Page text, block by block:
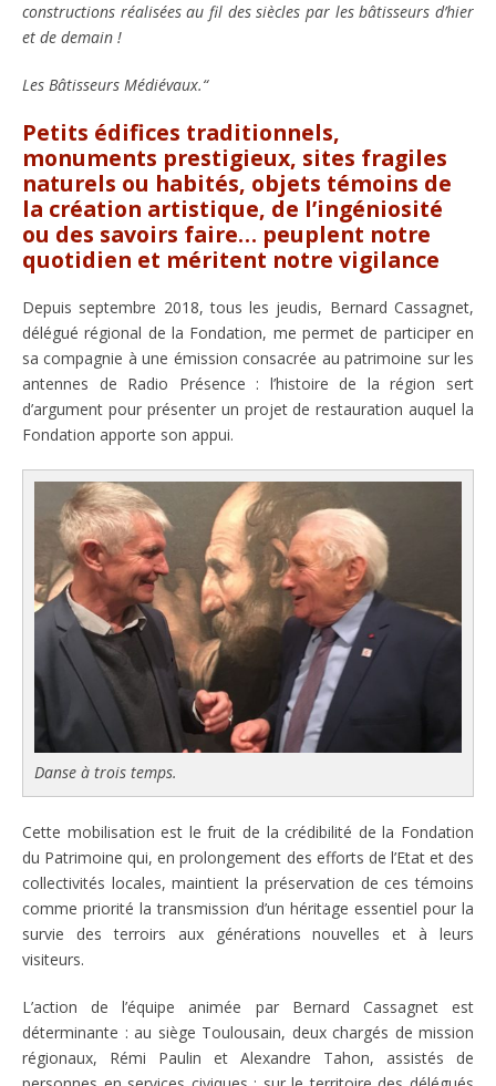
constructions réalisées au fil des siècles par les bâtisseurs d’hier
et de demain !
Les Bâtisseurs Médiévaux.“
Petits édifices traditionnels,
monuments prestigieux, sites fragiles
naturels ou habités, objets témoins de
la création artistique, de l’ingéniosité
ou des savoirs faire… peuplent notre
quotidien et méritent notre vigilance
Depuis septembre 2018, tous les jeudis, Bernard Cassagnet,
délégué régional de la Fondation, me permet de participer en
sa compagnie à une émission consacrée au patrimoine sur les
antennes de Radio Présence : l’histoire de la région sert
d’argument pour présenter un projet de restauration auquel la
Fondation apporte son appui.
Danse à trois temps.
Cette mobilisation est le fruit de la crédibilité de la Fondation
du Patrimoine qui, en prolongement des efforts de l’Etat et des
collectivités locales, maintient la préservation de ces témoins
comme priorité la transmission d’un héritage essentiel pour la
survie des terroirs aux générations nouvelles et à leurs
visiteurs.
L’action de l’équipe animée par Bernard Cassagnet est
déterminante : au siège Toulousain, deux chargés de mission
régionaux, Rémi Paulin et Alexandre Tahon, assistés de